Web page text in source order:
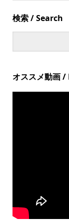
検索 / Search
オススメ動画